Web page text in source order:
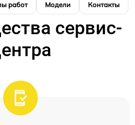
работ Модели Контакты
сервис-